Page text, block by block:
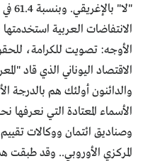
"لا"
الانتفاضات العربية
الأوجه: تصويت للكرامة،
الاقتصاد اليوناني الذي قاد
الأسماء المعتادة التي
وصناديق ائتمان ووكالات
المركزي الأوروبي.. وقد طبقت